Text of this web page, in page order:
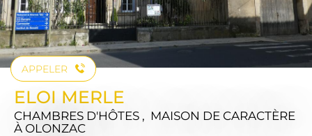
APPELER
ELOI MERLE
CHAMBRES D'HÔTES , MAISON DE CARACTÈRE
À OLONZAC